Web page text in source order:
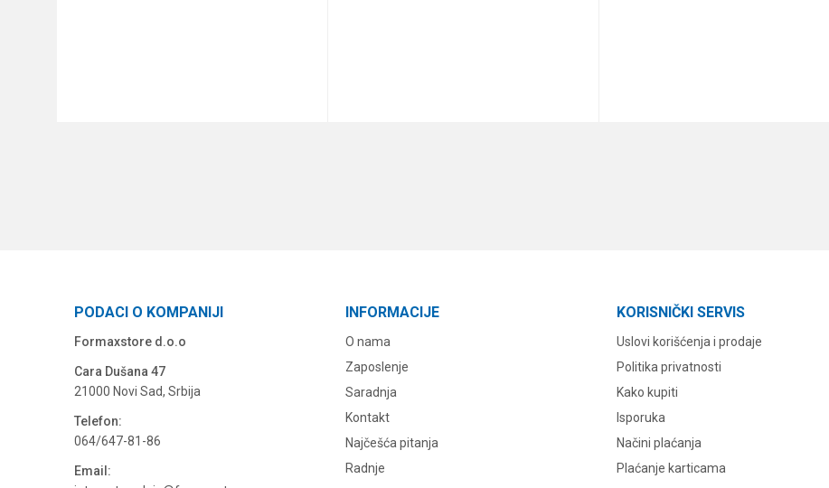
PODACI O KOMPANIJI
Formaxstore d.o.o
Cara Dušana 47
21000 Novi Sad, Srbija
Telefon:
064/647-81-86
Email:
INFORMACIJE
O nama
Zaposlenje
Saradnja
Kontakt
Najčešća pitanja
Radnje
KORISNIČKI SERVIS
Uslovi korišćenja i prodaje
Politika privatnosti
Kako kupiti
Isporuka
Načini plaćanja
Plaćanje karticama